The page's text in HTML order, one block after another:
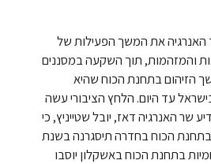
את המשך הפעילות של
והמזהמות, תוך השקעה במסננים
הזיהום בתחנת הכוח שהיא
עד היום. הלחץ הציבורי עשה
וביוני 2018 הודיע שר האנרגיה דאז, יובל שטייניץ, כי
הפחמיות 1–4 בתחנת הכוח בחדרה תיסגרנה בשנת
בתחנת הכוח באשקלון יוסבו